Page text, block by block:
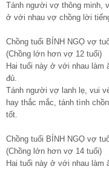
Tánh người vợ thông minh,
ở với nhau vợ chồng lời
Chồng tuổi BÍNH NGỌ vợ
(Chồng lớn hơn vợ 12 tuổi)
Hai tuổi này ở với nhau làm
đủ.
Tánh người vợ lanh lẹ, vui
hay thắc mắc, tánh tình
tốt.
Chồng tuổi BÍNH NGỌ vợ
(Chồng lớn hơn vợ 14 tuổi)
Hai tuổi này ở với nhau làm